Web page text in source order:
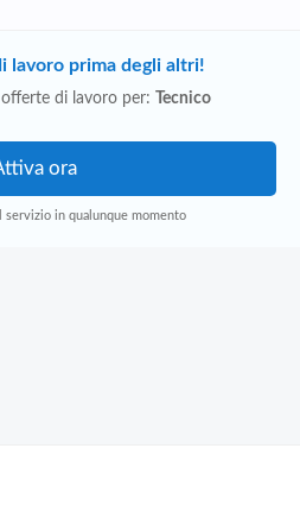
lavoro prima degli altri!
di lavoro per:
Tecnico
in qualunque momento